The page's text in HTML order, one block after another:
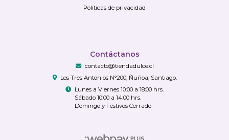
Políticas de privacidad
Contáctanos
contacto@tiendadulce.cl
Los Tres Antonios N°200, Ñuñoa, Santiago.
Lunes a Viernes 10:00 a 18:00 hrs.
Sábado 10:00 a 14:00 hrs.
Domingo y Festivos Cerrado